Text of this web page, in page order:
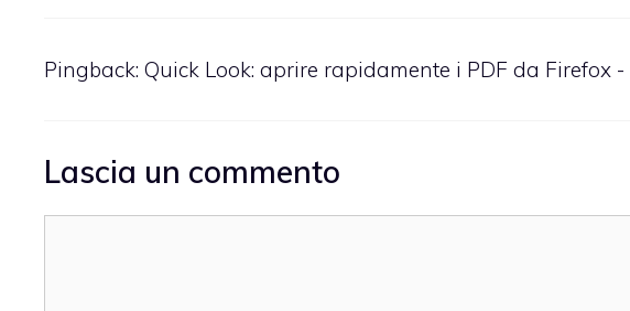
Pingback: Quick Look: aprire rapidamente i PDF da Firefox
Lascia un commento